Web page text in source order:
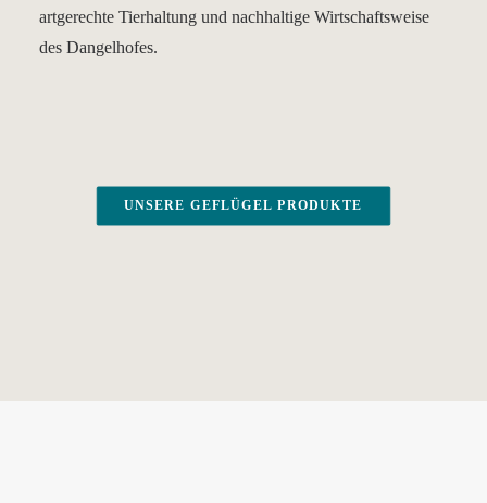
artgerechte Tierhaltung und nachhaltige Wirtschaftsweise
des Dangelhofes.
UNSERE GEFLÜGEL PRODUKTE